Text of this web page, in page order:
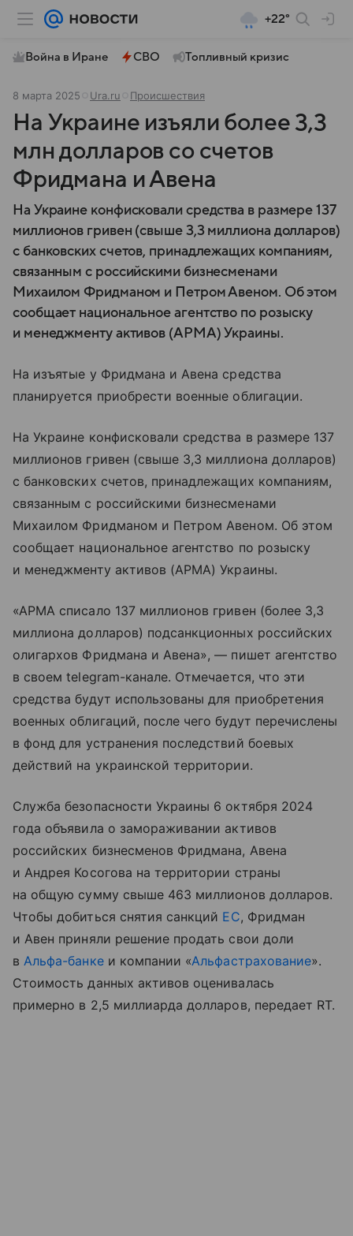
+22°
Война в Иране СВО Топливный кризис
8 марта 2025 Ura.ru Происшествия
На Украине изъяли более 3,3
млн долларов со счетов
Фридмана и Авена
На Украине конфисковали средства в размере 137
миллионов гривен (свыше 3,3 миллиона долларов)
с банковских счетов, принадлежащих компаниям,
связанным с российскими бизнесменами
Михаилом Фридманом и Петром Авеном. Об этом
сообщает национальное агентство по розыску
и менеджменту активов (АРМА) Украины.
На изъятые у Фридмана и Авена средства
планируется приобрести военные облигации.
На Украине конфисковали средства в размере 137
миллионов гривен (свыше 3,3 миллиона долларов)
с банковских счетов, принадлежащих компаниям,
связанным с российскими бизнесменами
Михаилом Фридманом и Петром Авеном. Об этом
сообщает национальное агентство по розыску
и менеджменту активов (АРМА) Украины.
«АРМА списало 137 миллионов гривен (более 3,3
миллиона долларов) подсанкционных российских
олигархов Фридмана и Авена», — пишет агентство
в своем telegram-канале. Отмечается, что эти
средства будут использованы для приобретения
военных облигаций, после чего будут перечислены
в фонд для устранения последствий боевых
действий на украинской территории.
Служба безопасности Украины 6 октября 2024
года объявила о замораживании активов
российских бизнесменов Фридмана, Авена
и Андрея Косогова на территории страны
на общую сумму свыше 463 миллионов долларов.
Чтобы добиться снятия санкций ЕС, Фридман
и Авен приняли решение продать свои доли
вАльфа-банкеи компании «Альфастрахование».
Стоимость данных активов оценивалась
примерно в 2,5 миллиарда долларов, передает RT.